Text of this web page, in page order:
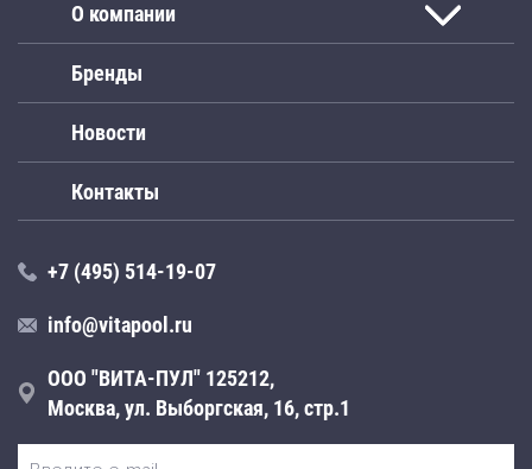
О компании
Бренды
Новости
Контакты
+7 (495) 514-19-07
info@vitapool.ru
ООО "ВИТА-ПУЛ" 125212,
Москва, ул. Выборгская, 16, стр.1